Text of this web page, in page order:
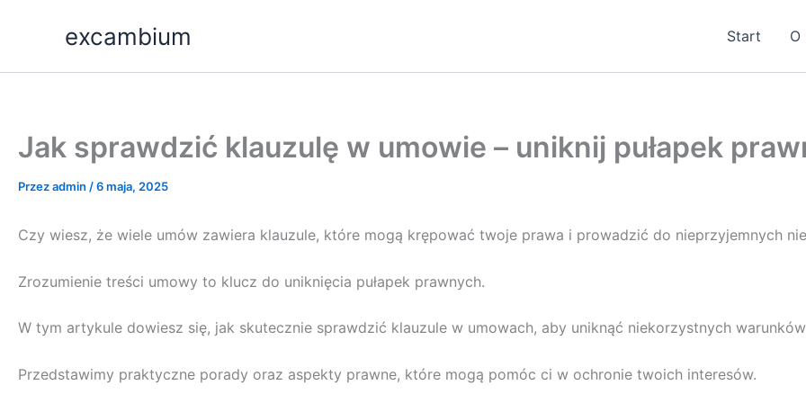
excambium Start O
Jak sprawdzić klauzulę w umowie – uniknij pułapek
Przezadmin /6 maja, 2025
Czy wiesz, że wiele umów zawiera klauzule, które mogą krępować twoje prawa i prowadzić do nieprzyjemnych
Zrozumienie treści umowy to klucz do uniknięcia pułapek prawnych.
W tym artykule dowiesz się, jak skutecznie sprawdzić klauzule w umowach, aby uniknąć niekorzystnych
Przedstawimy praktyczne porady oraz aspekty prawne, które mogą pomóc ci w ochronie twoich interesów.